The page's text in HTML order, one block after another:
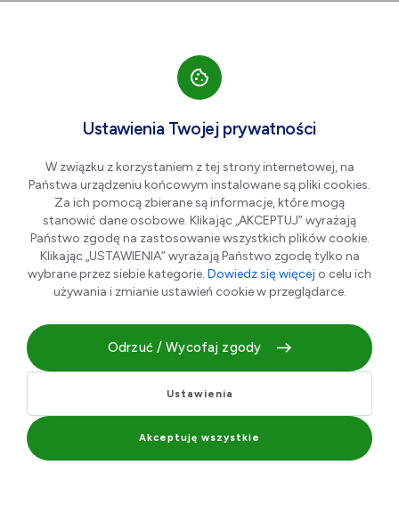
NEMO – WODNY ŚWIAT
DĄBROWA GÓRNICZA
Nemo – Świat Rozrywki w Dąbrowie Górniczej to
wyjątkowe miejsce, które łączy w
sobie wodne atrakcje i różnorodne formy rozrywki na
lądzie.
Nasz aquapark to prawdziwystatek zabawy, który
Ustawienia Twojej prywatności
W związku z korzystaniem z tej strony internetowej, na
Państwa urządzeniu końcowym instalowane są pliki cookies.
Za ich pomocą zbierane są informacje, które mogą
stanowić dane osobowe. Klikając „AKCEPTUJ” wyrażają
Państwo zgodę na zastosowanie wszystkich plików cookie.
Klikając „USTAWIENIA” wyrażają Państwo zgodę tylko na
wybrane przez siebie kategorie. Dowiedz się więcej o celu ich
używania i zmianie ustawień cookie w przeglądarce.
Odrzuć / Wycofaj zgody
Ustawienia
Akceptuję wszystkie